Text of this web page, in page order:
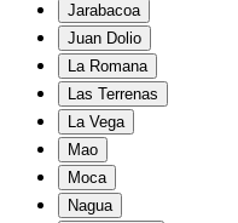
Jarabacoa
Juan Dolio
La Romana
Las Terrenas
La Vega
Mao
Moca
Nagua